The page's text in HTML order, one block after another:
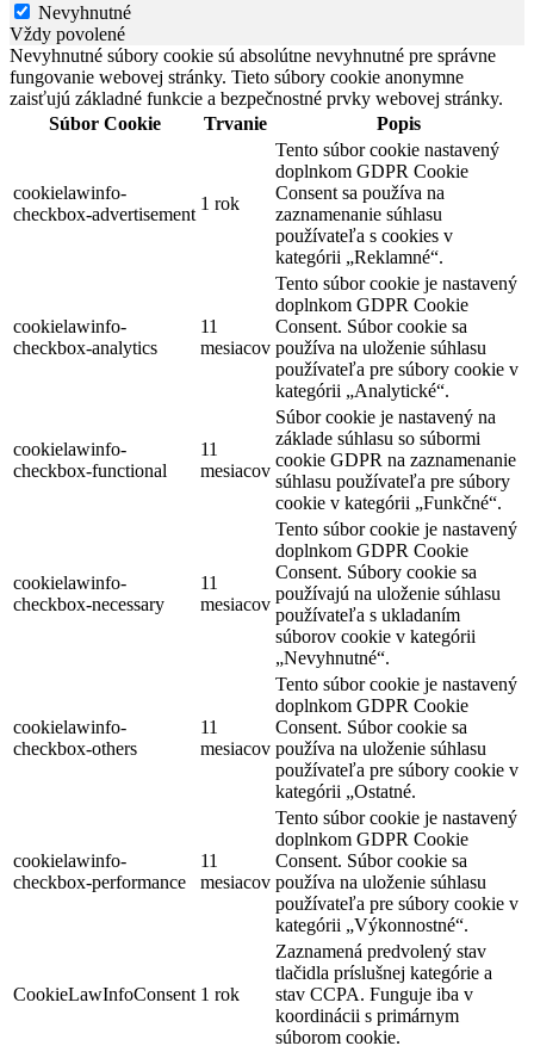
Nevyhnutné
Vždy povolené
Nevyhnutné súbory cookie sú absolútne nevyhnutné pre správne
fungovanie webovej stránky. Tieto súbory cookie anonymne
zaisťujú základné funkcie a bezpečnostné prvky webovej stránky.
Súbor Cookie
Trvanie Popis
cookielawinfo-
checkbox-advertisement
1 rok
Tento súbor cookie nastavený
doplnkom GDPR Cookie
Consent sa používa na
zaznamenanie súhlasu
používateľa s cookies v
kategórii „Reklamné“.
cookielawinfo-
checkbox-analytics
11
mesiacov
Tento súbor cookie je nastavený
doplnkom GDPR Cookie
Consent. Súbor cookie sa
používa na uloženie súhlasu
používateľa pre súbory cookie v
kategórii „Analytické“.
cookielawinfo-
checkbox-functional
11
mesiacov
Súbor cookie je nastavený na
základe súhlasu so súbormi
cookie GDPR na zaznamenanie
súhlasu používateľa pre súbory
cookie v kategórii „Funkčné“.
cookielawinfo-
checkbox-necessary
11
mesiacov
Tento súbor cookie je nastavený
doplnkom GDPR Cookie
Consent. Súbory cookie sa
používajú na uloženie súhlasu
používateľa s ukladaním
súborov cookie v kategórii
„Nevyhnutné“.
cookielawinfo-
checkbox-others
11
mesiacov
Tento súbor cookie je nastavený
doplnkom GDPR Cookie
Consent. Súbor cookie sa
používa na uloženie súhlasu
používateľa pre súbory cookie v
kategórii „Ostatné.
cookielawinfo-
checkbox-performance
11
mesiacov
Tento súbor cookie je nastavený
doplnkom GDPR Cookie
Consent. Súbor cookie sa
používa na uloženie súhlasu
používateľa pre súbory cookie v
kategórii „Výkonnostné“.
CookieLawInfoConsent 1 rok
Zaznamená predvolený stav
tlačidla príslušnej kategórie a
stav CCPA. Funguje iba v
koordinácii s primárnym
súborom cookie.